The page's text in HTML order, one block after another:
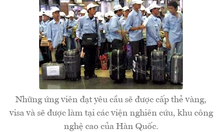
Những ứng viên đạt yêu cầu sẽ được cấp thẻ vàng,
visa và sẽ được làm tại các viện nghiên cứu, khu công
nghệ cao của Hàn Quốc.